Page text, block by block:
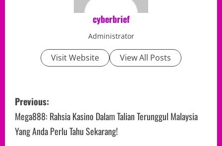
cyberbrief
Administrator
Visit Website View All Posts
P
o
s
Previous:
Mega888: Rahsia Kasino Dalam Talian Terunggul Malaysia
Yang Anda Perlu Tahu Sekarang!